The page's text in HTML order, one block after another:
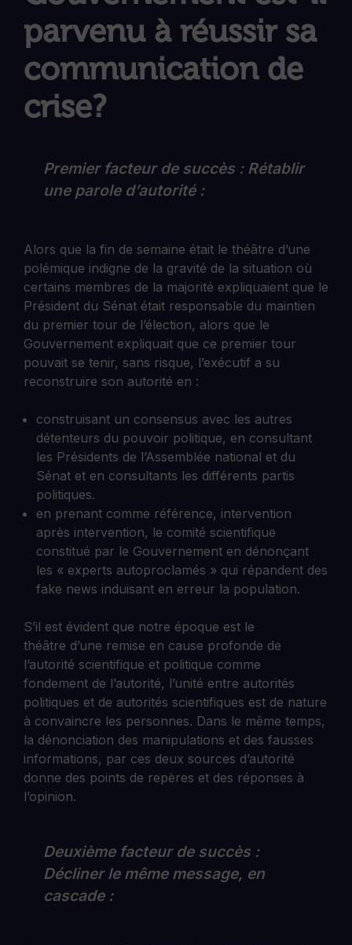
parvenu à réussir sa
communication de
crise?
Premier facteur de succès : Rétablir
une parole d’autorité :
Alors que la fin de semaine était le théâtre d’une
polémique indigne de la gravité de la situation où
certains membres de la majorité expliquaient que le
Président du Sénat était responsable du maintien
du premier tour de l’élection, alors que le
Gouvernement expliquait que ce premier tour
pouvait se tenir, sans risque, l’exécutif a su
reconstruire son autorité en :
construisant un consensus avec les autres
détenteurs du pouvoir politique, en consultant
les Présidents de l’Assemblée national et du
Sénat et en consultants les différents partis
politiques.
en prenant comme référence, intervention
après intervention, le comité scientifique
constitué par le Gouvernement en dénonçant
les « experts autoproclamés » qui répandent des
fake news induisant en erreur la population.
S’il est évident que notre époque est le
théâtre d’une remise en cause profonde de
l’autorité scientifique et politique comme
fondement de l’autorité, l’unité entre autorités
politiques et de autorités scientifiques est de nature
à convaincre les personnes. Dans le même temps,
la dénonciation des manipulations et des fausses
informations, par ces deux sources d’autorité
donne des points de repères et des réponses à
l’opinion.
Deuxième facteur de succès :
Décliner le même message, en
cascade :